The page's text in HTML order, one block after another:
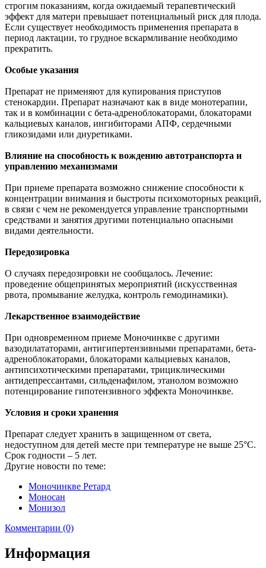
строгим показаниям, когда ожидаемый терапевтический
эффект для матери превышает потенциальный риск для плода.
Если существует необходимость применения препарата в
период лактации, то грудное вскармливание необходимо
прекратить.
Особые указания
Препарат не применяют для купирования приступов
стенокардии. Препарат назначают как в виде монотерапии,
так и в комбинации с бета-адреноблокаторами, блокаторами
кальциевых каналов, ингибиторами АПФ, сердечными
гликозидами или диуретиками.
Влияние на способность к вождению автотранспорта и
управлению механизмами
При приеме препарата возможно снижение способности к
концентрации внимания и быстроты психомоторных реакций,
в связи с чем не рекомендуется управление транспортными
средствами и занятия другими потенциально опасными
видами деятельности.
Передозировка
О случаях передозировки не сообщалось. Лечение:
проведение общепринятых мероприятий (искусственная
рвота, промывание желудка, контроль гемодинамики).
Лекарственное взаимодействие
При одновременном приеме Моночинкве с другими
вазодилататорами, антигипертензивными препаратами, бета-
адреноблокаторами, блокаторами кальциевых каналов,
антипсихотическими препаратами, трициклическими
антидепрессантами, сильденафилом, этанолом возможно
потенцирование гипотензивного эффекта Моночинкве.
Условия и сроки хранения
Препарат следует хранить в защищенном от света,
недоступном для детей месте при температуре не выше 25°С.
Срок годности – 5 лет.
Другие новости по теме:
Моночинкве Ретард
Моносан
Монизол
Комментарии (0)
Информация